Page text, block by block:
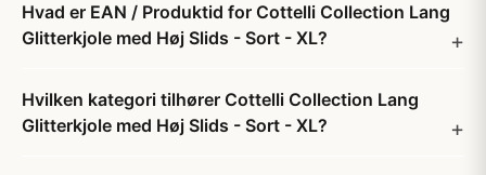
Hvad er EAN / Produktid for Cottelli Collection Lang
Glitterkjole med Høj Slids - Sort - XL?
Hvilken kategori tilhører Cottelli Collection Lang
Glitterkjole med Høj Slids - Sort - XL?